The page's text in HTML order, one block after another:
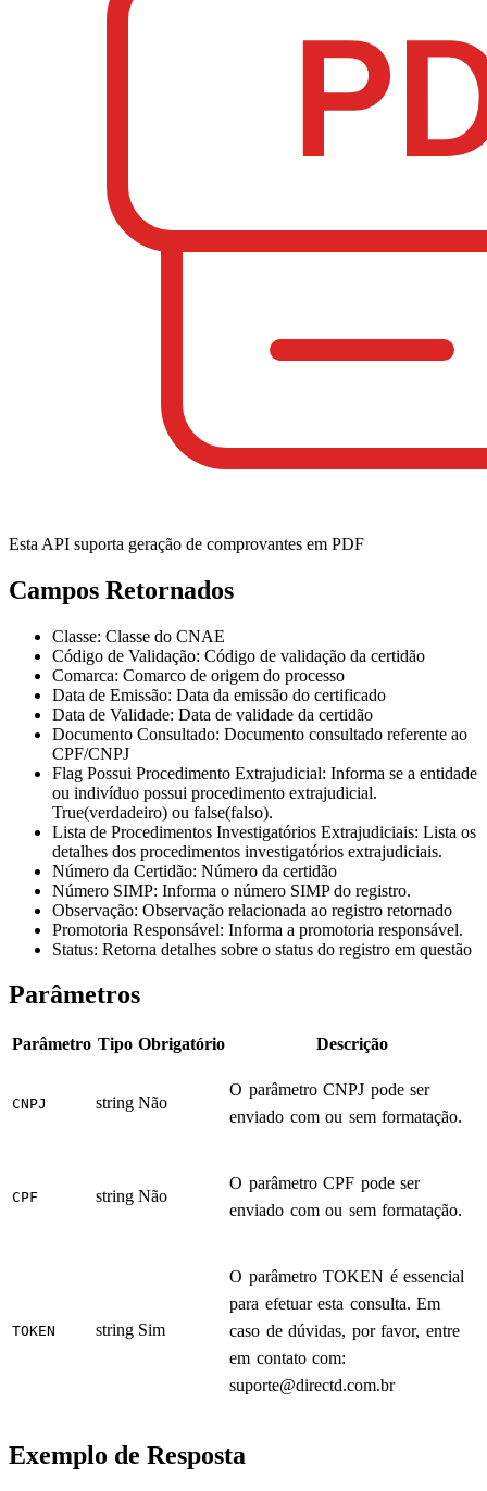
Esta API suporta geração de comprovantes em PDF
Campos Retornados
Classe: Classe do CNAE
Código de Validação: Código de validação da certidão
Comarca: Comarco de origem do processo
Data de Emissão: Data da emissão do certificado
Data de Validade: Data de validade da certidão
Documento Consultado: Documento consultado referente ao
CPF/CNPJ
Flag Possui Procedimento Extrajudicial: Informa se a entidade
ou indivíduo possui procedimento extrajudicial.
True(verdadeiro) ou false(falso).
Lista de Procedimentos Investigatórios Extrajudiciais: Lista os
detalhes dos procedimentos investigatórios extrajudiciais.
Número da Certidão: Número da certidão
Número SIMP: Informa o número SIMP do registro.
Observação: Observação relacionada ao registro retornado
Promotoria Responsável: Informa a promotoria responsável.
Status: Retorna detalhes sobre o status do registro em questão
Parâmetros
Parâmetro Tipo Obrigatório Descrição
CNPJ string Não
O parâmetro CNPJ pode ser
enviado com ou sem formatação.
CPF string Não
O parâmetro CPF pode ser
enviado com ou sem formatação.
TOKEN string Sim
O parâmetro TOKEN é essencial
para efetuar esta consulta. Em
caso de dúvidas, por favor, entre
em contato com:
suporte@directd.com.br
Exemplo de Resposta